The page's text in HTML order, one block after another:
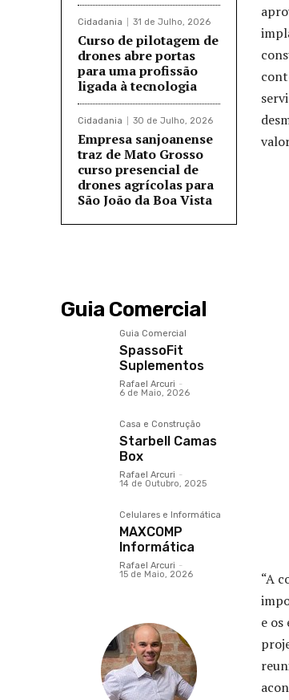
Cidadania 31 de Julho, 2026
Curso de pilotagem de
drones abre portas
para uma profissão
ligada à tecnologia
Cidadania 30 de Julho, 2026
Empresa sanjoanense
traz de Mato Grosso
curso presencial de
drones agrícolas para
São João da Boa Vista
Guia Comercial
Guia Comercial
SpassoFit
Suplementos
Rafael Arcuri -
6 de Maio, 2026
Casa e Construção
Starbell Camas
Box
Rafael Arcuri -
14 de Outubro, 2025
Celulares e Informática
MAXCOMP
Informática
Rafael Arcuri -
15 de Maio, 2026
“A
e